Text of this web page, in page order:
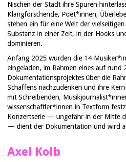
Nischen der Stadt ihre Spuren
Klangforschende, Poet*innen,
stehen ein für eine Welt der
Substanz in einer Zeit, in der Hooks
dominieren.
Anfang 2025 wurden die 14
eingeladen, im Rahmen eines auf rund
Dokumentationsprojektes über die
Schaffens nachzudenken und ihre
mit Schreibenden,
wissenschaftler*innen in Textform
Konzertserie — ungefähr in der Mitte
— dient der Dokumentation und wird
Axel Kolb